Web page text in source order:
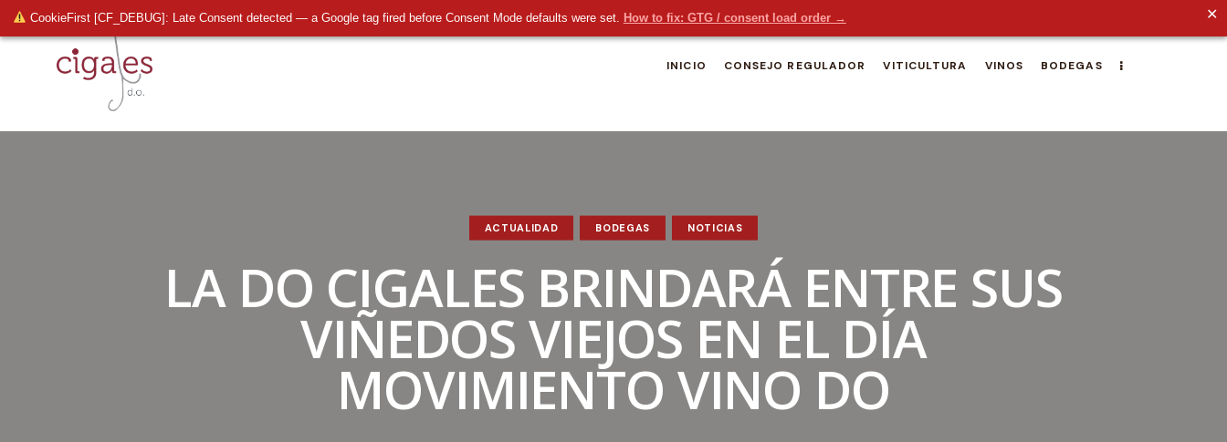
CookieFirst [CF_DEBUG]: Late Consent detected — a Google tag fired before Consent Mode defaults were set. How to fix: GTG / consent load order → ✕
INICIO CONSEJO REGULADOR VITICULTURA VINOS BODEGAS
ACTUALIDAD BODEGAS NOTICIAS
LA DO CIGALES BRINDARÁ ENTRE SUS
VIÑEDOS VIEJOS EN EL DÍA
MOVIMIENTO VINO DO